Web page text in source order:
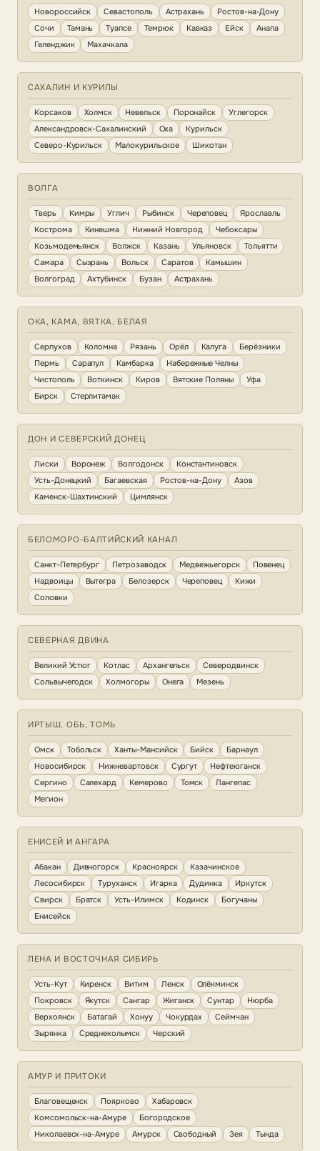
Новороссийск Севастополь Астрахань
Ростов-на-Дону
Сочи
Тамань Туапсе Темрюк Кавказ Ейск
Анапа
Геленджик
Махачкала
САХАЛИН И КУРИЛЫ
Корсаков Холмск Невельск Поронайск
Углегорск
Александровск-Сахалинский
Оха
Курильск
Северо-Курильск
Малокурильское Шикотан
ВОЛГА
Тверь Кимры Углич Рыбинск Череповец
Ярославль
Кострома
Кинешма Нижний Новгород
Чебоксары
Козьмодемьянск
Волжск Казань Ульяновск
Тольятти
Самара
Сызрань Вольск Саратов
Камышин
Волгоград
Ахтубинск Бузан Астрахань
ОКА, КАМА, ВЯТКА, БЕЛАЯ
Серпухов Коломна Рязань Орёл Калуга
Берёзники
Пермь
Сарапул Камбарка
Набережные Челны
Чистополь
Воткинск Киров Вятские Поляны
Уфа
Бирск
Стерлитамак
ДОН И СЕВЕРСКИЙ ДОНЕЦ
Лиски Воронеж Волгодонск
Константиновск
Усть-Донецкий
Багаевская Ростов-на-Дону
Азов
Каменск-Шахтинский
Цимлянск
БЕЛОМОРО-БАЛТИЙСКИЙ КАНАЛ
Санкт-Петербург Петрозаводск Медвежьегорск
Повенец
Надвоицы
Вытегра Белозерск Череповец
Кижи
Соловки
СЕВЕРНАЯ ДВИНА
Великий Устюг Котлас Архангельск
Северодвинск
Сольвычегодск
Холмогоры Онега Мезень
ИРТЫШ, ОБЬ, ТОМЬ
Омск Тобольск Ханты-Мансийск Бийск
Барнаул
Новосибирск
Нижневартовск Сургут
Нефтеюганск
Сергино
Салехард Кемерово Томск
Лангепас
Мегион
ЕНИСЕЙ И АНГАРА
Абакан Дивногорск Красноярск
Казачинское
Лесосибирск
Туруханск Игарка Дудинка
Иркутск
Свирск
Братск Усть-Илимск Кодинск
Богучаны
Енисейск
ЛЕНА И ВОСТОЧНАЯ СИБИРЬ
Усть-Кут Киренск Витим Ленск
Олёкминск
Покровск
Якутск Сангар Жиганск Сунтар
Нюрба
Верхоянск
Батагай Хонуу Чокурдах
Сеймчан
Зырянка
Среднеколымск Черский
АМУР И ПРИТОКИ
Благовещенск Поярково
Хабаровск
Комсомольск-на-Амуре
Богородское
Николаевск-на-Амуре
Амурск Свободный Зея Тында